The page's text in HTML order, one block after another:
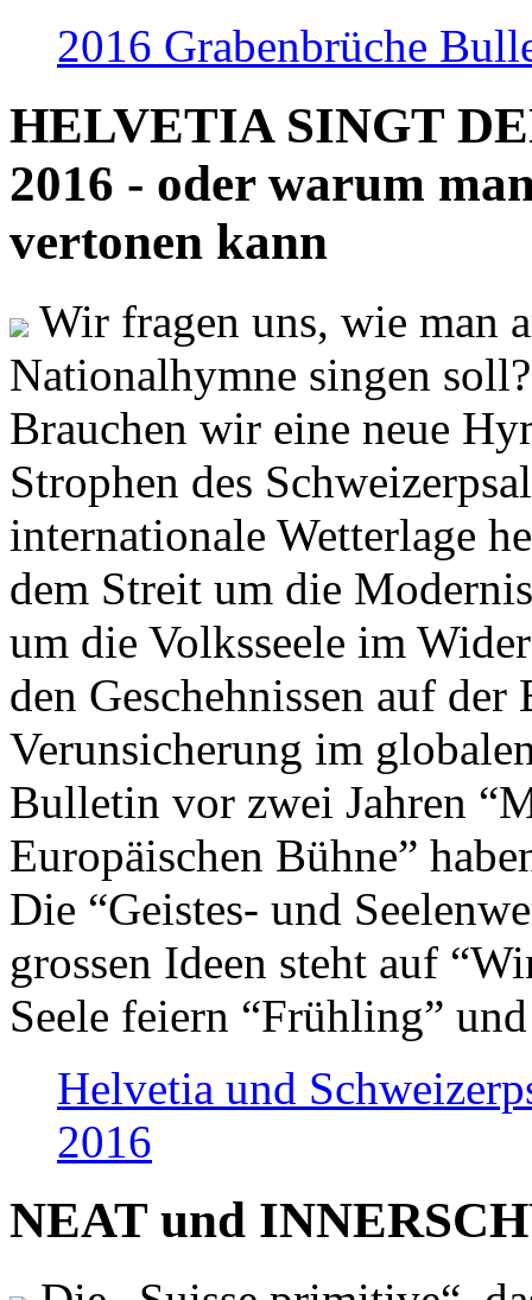
2016 Grabenbrüche
HELVETIA SINGT
2016 - oder warum
vertonen kann
Wir fragen uns, wie man
Nationalhymne singen
Brauchen wir eine neue
Strophen des
internationale Wetterlage
dem Streit um die
um die Volksseele im
den Geschehnissen auf
Verunsicherung im
Bulletin vor zwei Jahren
Europäischen Bühne”
Die “Geistes- und
grossen Ideen steht auf
Seele feiern “Frühling”
Helvetia und
2016
NEAT und